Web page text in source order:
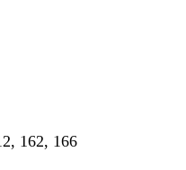
162, 166